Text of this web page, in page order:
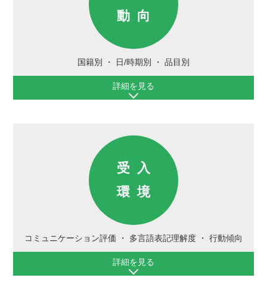
動向
国籍別 日/時期別 品目別
詳細を見る
受入
環境
コミュニケーション評価 多言語表記理解度 行動傾向
詳細を見る